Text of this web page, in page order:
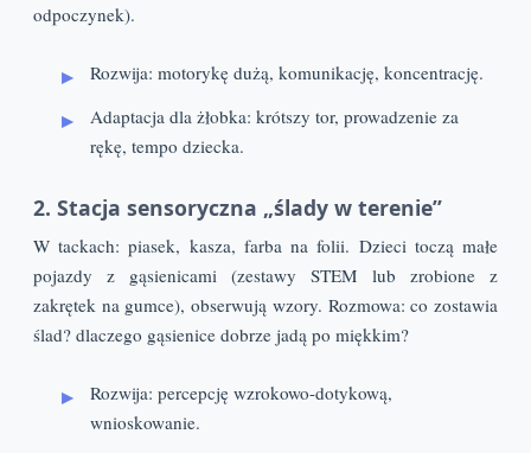
odpoczynek).
Rozwija: motorykę dużą, komunikację, koncentrację.
Adaptacja dla żłobka: krótszy tor, prowadzenie za
rękę, tempo dziecka.
2. Stacja sensoryczna „ślady w terenie”
W tackach: piasek, kasza, farba na folii. Dzieci toczą małe
pojazdy z gąsienicami (zestawy STEM lub zrobione z
zakrętek na gumce), obserwują wzory. Rozmowa: co zostawia
ślad? dlaczego gąsienice dobrze jadą po miękkim?
Rozwija: percepcję wzrokowo-dotykową,
wnioskowanie.